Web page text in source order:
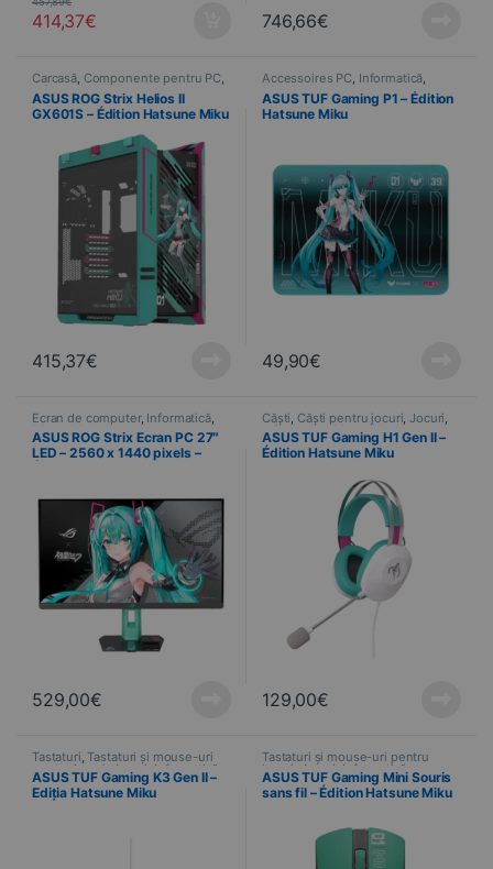
414,37€ 746,66€
Carcasă, Componente pentru PC,
Informatică
ASUS ROG Strix Helios II
GX601S – Édition Hatsune Miku
415,37€
Accessoires PC, Informatică,
Dispozitive, Covor
ASUS TUF Gaming P1 – Édition
Hatsune Miku
49,90€
Ecran de computer, Informatică,
Dispozitive
ASUS ROG Strix Ecran PC 27″
LED – 2560 x 1440 pixels –
529,00€
Căști Căști pentru jocuri ,Jocuri
Informatică,Dispozitive
ASUS TUF Gaming H1 Gen II –
Édition Hatsune Miku
129,00€
Tastaturi,Tastaturi și mouse-uri
pentru jocuri, Jocuri ,Informatică
Dispozitive
ASUS TUF Gaming K3 Gen II –
Ediția Hatsune Miku
Tastaturi și mouse-uri pentru
jocuri, Jocuri, Informatică,
Dispozitive,Șoarece
ASUS TUF Gaming Mini Souris
sans fil – Édition Hatsune Miku